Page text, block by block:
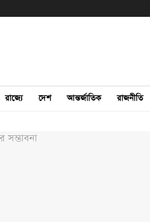
রাজ্যে দেশ আন্তর্জাতিক রাজনীতি